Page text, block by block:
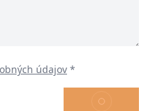
údajov *
ODOSLAŤ